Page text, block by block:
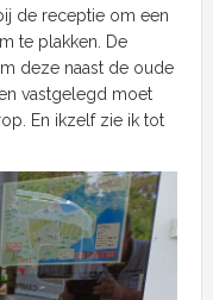
de receptie om een
te plakken. De
deze naast de oude
vastgelegd moet
En ikzelf zie ik tot